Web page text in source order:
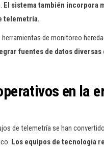
El sistema también incorpora
telemetría.
de monitoreo
fuentes de datos
en la
de telemetría se han
Los equipos de tecnología